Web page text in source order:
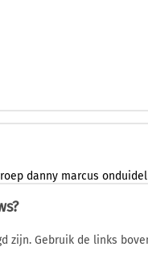
danny marcus
zijn. Gebruik de links